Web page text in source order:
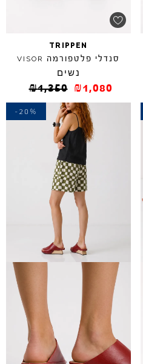
TRIPPEN
סנדלי פלטפורמה VISOR
נשים
₪1,350 ₪1,080
-20%